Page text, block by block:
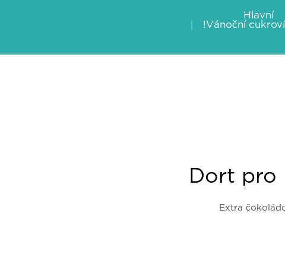
Hlavní
!Vánoční
Dort pro
Extra